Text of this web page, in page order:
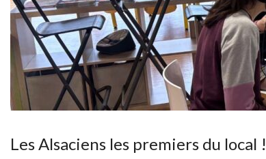
Les Alsaciens les premiers du local !